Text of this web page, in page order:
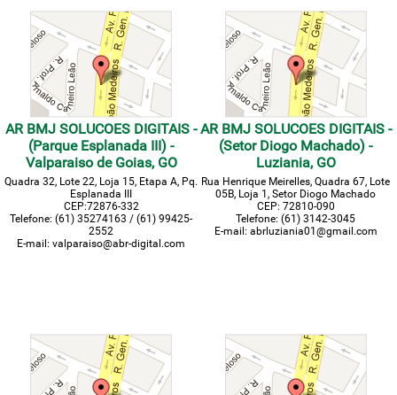
AR BMJ SOLUCOES DIGITAIS -
(Parque Esplanada III) -
Valparaiso de Goias, GO
Quadra 32, Lote 22, Loja 15, Etapa A, Pq.
Esplanada III
CEP:72876-332
Telefone: (61) 35274163 / (61) 99425-
2552
E-mail: valparaiso@abr-digital.com
AR BMJ SOLUCOES DIGITAIS -
(Setor Diogo Machado) -
Luziania, GO
Rua Henrique Meirelles, Quadra 67, Lote
05B, Loja 1, Setor Diogo Machado
CEP: 72810-090
Telefone: (61) 3142-3045
E-mail: abrluziania01@gmail.com